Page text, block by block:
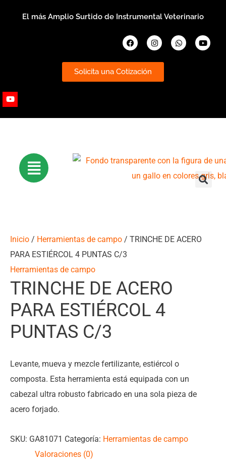
El más Amplio Surtido de Instrumental Veterinario
FacebookInstagramWhatsapp
Solicita una Cotización
Youtube
Inicio / Herramientas de campo / TRINCHE DE ACERO
PARA ESTIÉRCOL 4 PUNTAS C/3
Herramientas de campo
TRINCHE DE ACERO
PARA ESTIÉRCOL 4
PUNTAS C/3
Levante, mueva y mezcle fertilizante, estiércol o
composta. Esta herramienta está equipada con un
cabezal ultra robusto fabricado en una sola pieza de
acero forjado.
SKU: GA81071 Categoría: Herramientas de campo
Valoraciones (0)